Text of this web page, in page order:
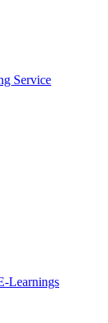
Service
Learnings